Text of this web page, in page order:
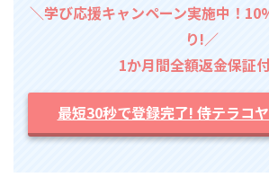
＼学び応援キャンペーン実施中！
り!／
1か月間全額返金保証
最短30秒で登録完了! 侍テラコ